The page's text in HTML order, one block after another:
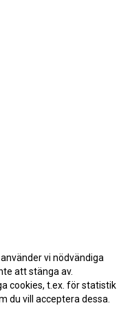
vi nödvändiga
att stänga av.
cookies, t.ex. för statistik
du vill acceptera dessa.